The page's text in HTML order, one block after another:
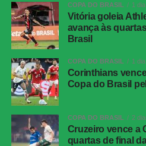
TÉCNICA
Placar
Juventude 0 x 1
Competição
volta
Local
Estádio Alfredo
Data
Horário
19h30, no horário
Cartões
Juventude:
COPA DO BRASIL 1
Vitória goleia
avança às
Brasil
COPA DO BRASIL 1
Corinthians
Copa do Brasil
COPA DO BRASIL 2
Cruzeiro vence a
quartas de final